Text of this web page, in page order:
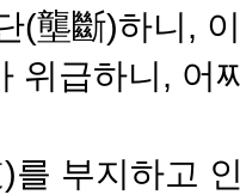
(壟斷)하니,
위급하니, 어
를 부지하고